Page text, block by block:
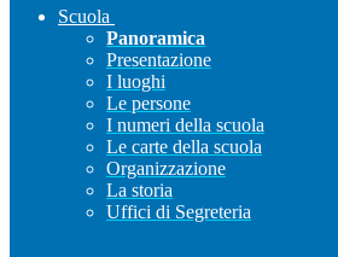
Scuola
Panoramica
Presentazione
I luoghi
Le persone
I numeri della scuola
Le carte della scuola
Organizzazione
La storia
Uffici di Segreteria